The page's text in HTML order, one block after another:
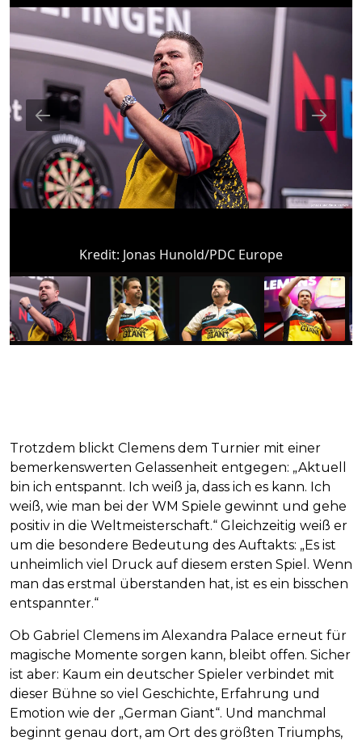
Kredit: Jonas Hunold/PDC Europe
Trotzdem blickt Clemens dem Turnier mit einer
bemerkenswerten Gelassenheit entgegen: „Aktuell
bin ich entspannt. Ich weiß ja, dass ich es kann. Ich
weiß, wie man bei der WM Spiele gewinnt und gehe
positiv in die Weltmeisterschaft.“ Gleichzeitig weiß er
um die besondere Bedeutung des Auftakts: „Es ist
unheimlich viel Druck auf diesem ersten Spiel. Wenn
man das erstmal überstanden hat, ist es ein bisschen
entspannter.“
Ob Gabriel Clemens im Alexandra Palace erneut für
magische Momente sorgen kann, bleibt offen. Sicher
ist aber: Kaum ein deutscher Spieler verbindet mit
dieser Bühne so viel Geschichte, Erfahrung und
Emotion wie der „German Giant“. Und manchmal
beginnt genau dort, am Ort des größten Triumphs,